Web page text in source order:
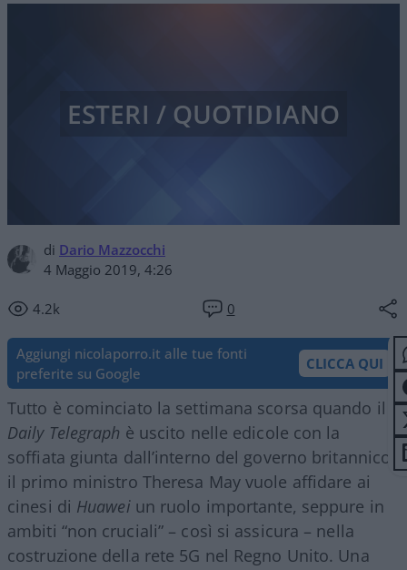
di Dario Mazzocchi
4 Maggio 2019, 4:26
4.2k 0
ESTERI / QUOTIDIANO
Aggiungi nicolaporro.it alle tue fonti
preferite su Google
CLICCA QUI
Tutto è cominciato la settimana scorsa quando il
Daily Telegraph è uscito nelle edicole con la
soffiata giunta dall’interno del governo britannico:
il primo ministro Theresa May vuole affidare ai
cinesi di Huawei un ruolo importante, seppure in
ambiti “non cruciali” – così si assicura – nella
costruzione della rete 5G nel Regno Unito. Una